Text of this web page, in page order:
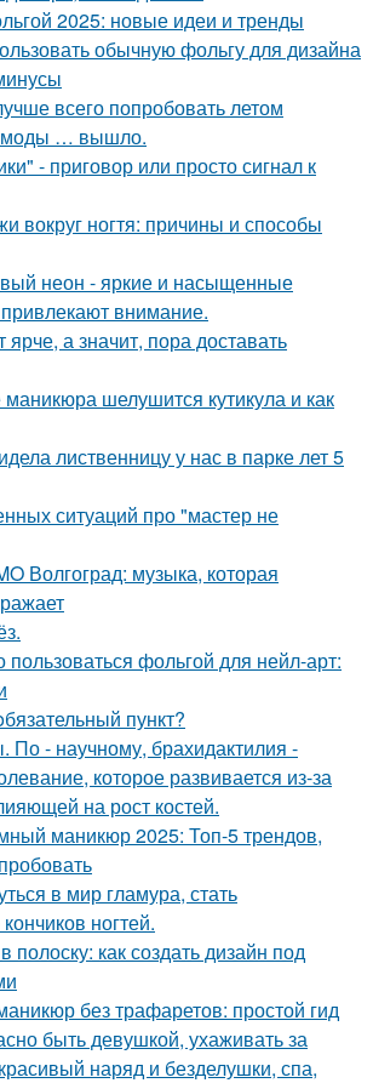
2025: новые идеи и тренды
обычную фольгу для дизайна
всего попробовать летом
моды … вышло.
- приговор или просто сигнал к
вокруг ногтя: причины и способы
неон - яркие и насыщенные
внимание.
ярче, а значит, пора доставать
шелушится кутикула и как
лиственницу у нас в парке лет 5
ситуаций про "мастер не
Волгоград: музыка, которая
пользоваться фольгой для нейл-арт:
пункт?
По - научному, брахидактилия -
которое развивается из-за
на рост костей.
маникюр 2025: Топ-5 трендов,
в мир гламура, стать
ногтей.
полоску: как создать дизайн под
без трафаретов: простой гид
быть девушкой, ухаживать за
наряд и безделушки, спа,